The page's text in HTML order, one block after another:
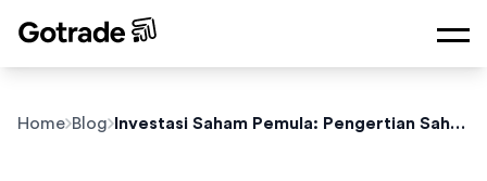
Home Blog Investasi Saham Pemula: Pengertian Saham, Cara Beli, hingga Risiko